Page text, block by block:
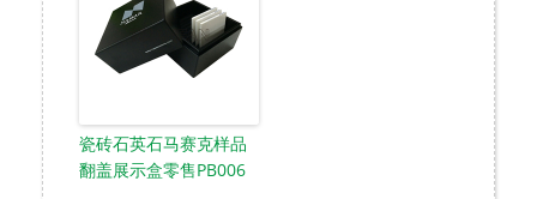
瓷砖石英石马赛克样品
翻盖展示盒零售PB006